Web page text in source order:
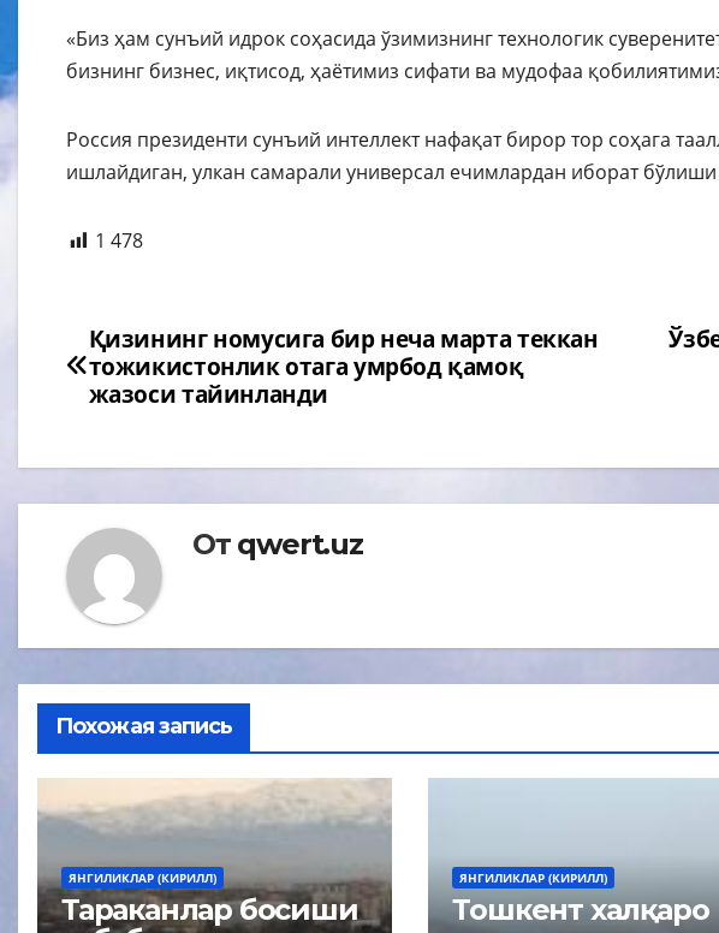
«Биз ҳам сунъий идрок соҳасида ўзимизнинг технологик
бизнинг бизнес, иқтисод, ҳаётимиз сифати ва мудофаа
Россия президенти сунъий интеллект нафақат бирор тор соҳага
ишлайдиган, улкан самарали универсал ечимлардан иборат бўлиши
1 478
Навигация
по
Қизининг номусига бир неча марта теккан
тожикистонлик отага умрбод қамоқ
жазоси тайинланди
От qwert.uz
Похожая запись
ЯНГИЛИКЛАР (КИРИЛЛ)
Тараканлар босиши
ЯНГИЛИКЛАР (КИРИЛЛ)
Тошкент халқаро